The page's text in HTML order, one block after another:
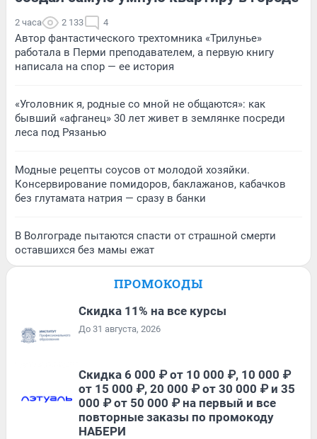
2 часа 2 133 4
Автор фантастического трехтомника «Трилунье»
работала в Перми преподавателем, а первую книгу
написала на спор — ее история
«Уголовник я, родные со мной не общаются»: как
бывший «афганец» 30 лет живет в землянке посреди
леса под Рязанью
Модные рецепты соусов от молодой хозяйки.
Консервирование помидоров, баклажанов, кабачков
без глутамата натрия — сразу в банки
В Волгограде пытаются спасти от страшной смерти
оставшихся без мамы ежат
ПРОМОКОДЫ
Скидка 11% на все курсы
До 31 августа, 2026
Скидка 6 000 ₽ от 10 000 ₽, 10 000 ₽
от 15 000 ₽, 20 000 ₽ от 30 000 ₽ и 35
000 ₽ от 50 000 ₽ на первый и все
повторные заказы по промокоду
НАБЕРИ